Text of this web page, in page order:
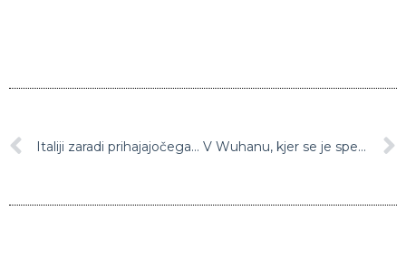
Italiji zaradi prihajajočega vročinskega vala grozijo novi požari V Wuhanu, kjer se je spet pojavil novi koronavirus, po testiranju 11 milijonov prebivalcev našli 37 lokalnih prenosov okužbe